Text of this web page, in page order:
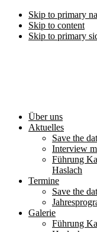
Skip to primary
Skip to content
Skip to primary
Über uns
Aktuelles
Save the
Interview
Führung
Haslach
Termine
Save the
Galerie
Führung